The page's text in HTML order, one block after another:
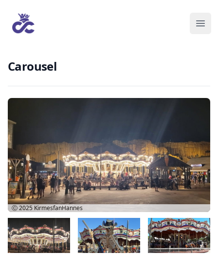
Carousel
Ⓒ 2025 KirmesfanHannes